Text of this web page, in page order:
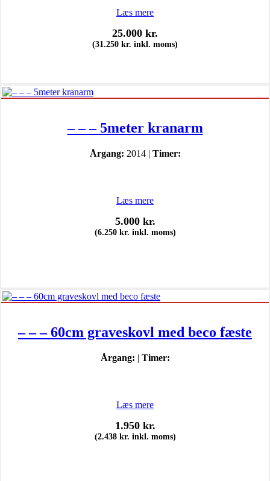
Læs mere
25.000 kr.
(31.250 kr. inkl. moms)
– – – 5meter kranarm
Årgang: 2014 | Timer:
Læs mere
5.000 kr.
(6.250 kr. inkl. moms)
– – – 60cm graveskovl med beco fæste
Årgang: | Timer:
Læs mere
1.950 kr.
(2.438 kr. inkl. moms)